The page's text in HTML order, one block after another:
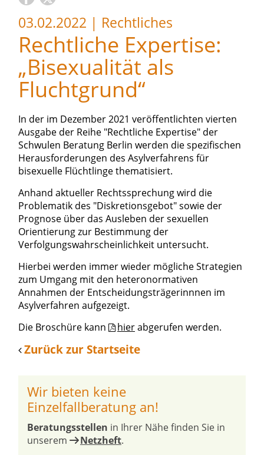
03.02.2022 | Rechtliches
Rechtliche Expertise:
„Bisexualität als
Fluchtgrund“
In der im Dezember 2021 veröffentlichten vierten
Ausgabe der Reihe "Rechtliche Expertise" der
Schwulen Beratung Berlin werden die spezifischen
Herausforderungen des Asylverfahrens für
bisexuelle Flüchtlinge thematisiert.
Anhand aktueller Rechtssprechung wird die
Problematik des "Diskretionsgebot" sowie der
Prognose über das Ausleben der sexuellen
Orientierung zur Bestimmung der
Verfolgungswahrscheinlichkeit untersucht.
Hierbei werden immer wieder mögliche Strategien
zum Umgang mit den heteronormativen
Annahmen der Entscheidungsträgerinnnen im
Asylverfahren aufgezeigt.
Die Broschüre kann
hierabgerufen werden.
Zurück zur Startseite
Wir bieten keine
Einzelfallberatung an!
Beratungsstellen in Ihrer Nähe finden Sie in
unserem
Netzheft.